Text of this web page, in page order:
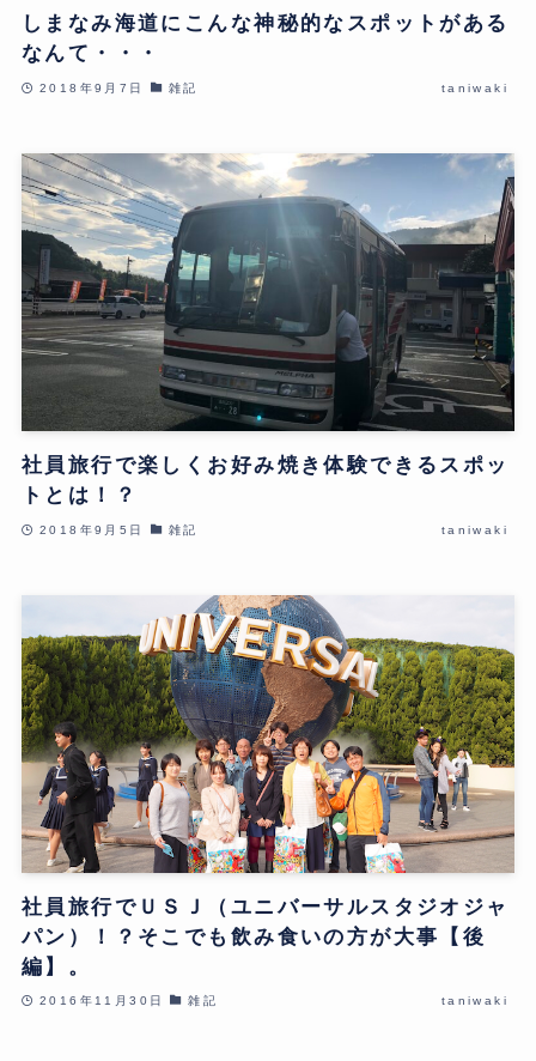
しまなみ海道にこんな神秘的なスポットがある
なんて・・・
2018年9月7日 雑記 taniwaki
社員旅行で楽しくお好み焼き体験できるスポッ
トとは！？
2018年9月5日 雑記 taniwaki
社員旅行でＵＳＪ（ユニバーサルスタジオジャ
パン）！？そこでも飲み食いの方が大事【後
編】。
2016年11月30日 雑記 taniwaki